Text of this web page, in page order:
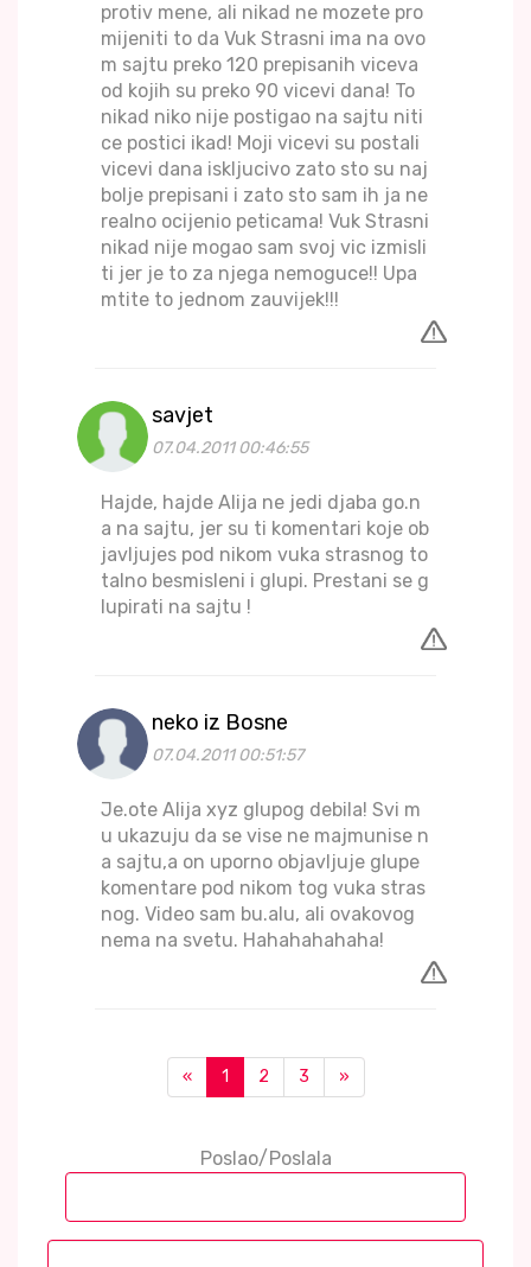
protiv mene, ali nikad ne mozete pro
mijeniti to da Vuk Strasni ima na ovo
m sajtu preko 120 prepisanih viceva
od kojih su preko 90 vicevi dana! To
nikad niko nije postigao na sajtu niti
ce postici ikad! Moji vicevi su postali
vicevi dana iskljucivo zato sto su naj
bolje prepisani i zato sto sam ih ja ne
realno ocijenio peticama! Vuk Strasni
nikad nije mogao sam svoj vic izmisli
ti jer je to za njega nemoguce!! Upa
mtite to jednom zauvijek!!!
savjet
07.04.2011 00:46:55
Hajde, hajde Alija ne jedi djaba go.n
a na sajtu, jer su ti komentari koje ob
javljujes pod nikom vuka strasnog to
talno besmisleni i glupi. Prestani se g
lupirati na sajtu !
neko iz Bosne
07.04.2011 00:51:57
Je.ote Alija xyz glupog debila! Svi m
u ukazuju da se vise ne majmunise n
a sajtu,a on uporno objavljuje glupe
komentare pod nikom tog vuka stras
nog. Video sam bu.alu, ali ovakovog
nema na svetu. Hahahahahaha!
« 1 2 3 »
Poslao/Poslala